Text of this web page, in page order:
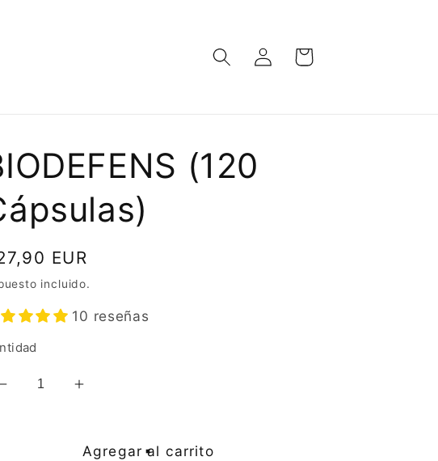
Iniciar
sesión
Carrito
(120
EUR
incluido.
10 reseñas
Reducir
BIODEFENS
Aumentar
BIODEFENS
Agregar al carrito